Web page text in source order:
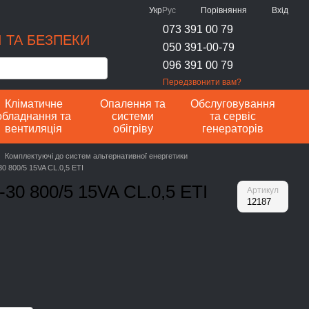
УкрРус Порівняння Вхід
БЕЗПЕКИ
073 391 00 79
050 391-00-79
096 391 00 79
Передзвонити вам?
Кліматичне
та
вентиляція
Опалення та
системи
обігріву
Обслуговування
та сервіс
генераторів
Комплектуючі до систем альтернативної енергетики
800/5 15VA CL.0,5 ETI
800/5 15VA CL.0,5 ETI Артикул
12187